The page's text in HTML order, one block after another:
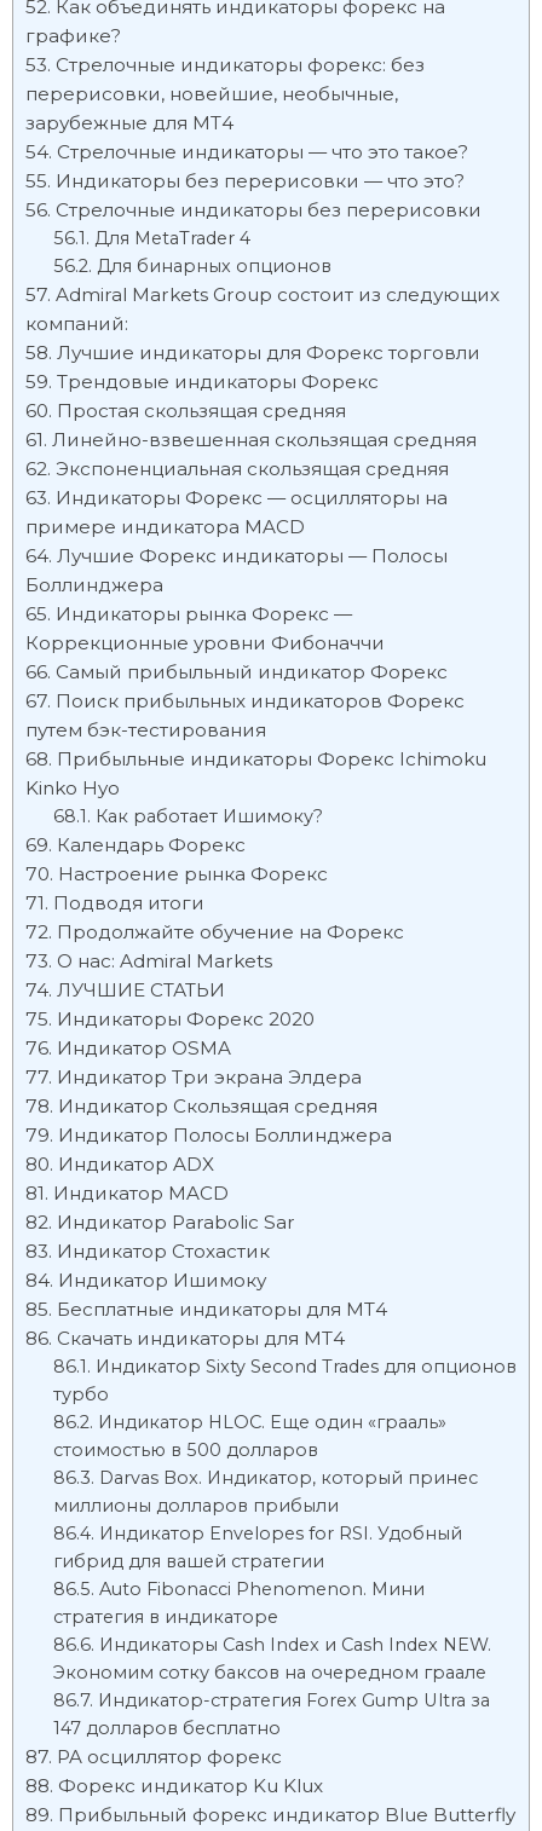
Как объединять индикаторы форекс на
графике?
Стрелочные индикаторы форекс: без
перерисовки, новейшие, необычные,
зарубежные для МТ4
Стрелочные индикаторы — что это такое?
Индикаторы без перерисовки — что это?
Стрелочные индикаторы без перерисовки
Для MetaTrader 4
Для бинарных опционов
Admiral Markets Group состоит из следующих
компаний:
Лучшие индикаторы для Форекс торговли
Трендовые индикаторы Форекс
Простая скользящая средняя
Линейно-взвешенная скользящая средняя
Экспоненциальная скользящая средняя
Индикаторы Форекс — осцилляторы на
примере индикатора MACD
Лучшие Форекс индикаторы — Полосы
Боллинджера
Индикаторы рынка Форекс —
Коррекционные уровни Фибоначчи
Самый прибыльный индикатор Форекс
Поиск прибыльных индикаторов Форекс
путем бэк-тестирования
Прибыльные индикаторы Форекс Ichimoku
Kinko Hyo
Как работает Ишимоку?
Календарь Форекс
Настроение рынка Форекс
Подводя итоги
Продолжайте обучение на Форекс
О нас: Admiral Markets
ЛУЧШИЕ СТАТЬИ
Индикаторы Форекс 2020
Индикатор OSMA
Индикатор Три экрана Элдера
Индикатор Скользящая средняя
Индикатор Полосы Боллинджера
Индикатор ADX
Индикатор MACD
Индикатор Parabolic Sar
Индикатор Стохастик
Индикатор Ишимоку
Бесплатные индикаторы для МТ4
Скачать индикаторы для МТ4
Индикатор Sixty Second Trades для опционов
турбо
Индикатор HLOC. Еще один «грааль»
стоимостью в 500 долларов
Darvas Box. Индикатор, который принес
миллионы долларов прибыли
Индикатор Envelopes for RSI. Удобный
гибрид для вашей стратегии
Auto Fibonacci Phenomenon. Мини
стратегия в индикаторе
Индикаторы Cash Index и Cash Index NEW.
Экономим сотку баксов на очередном граале
Индикатор-стратегия Forex Gump Ultra за
147 долларов бесплатно
PA осциллятор форекс
Форекс индикатор Ku Klux
Прибыльный форекс индикатор Blue Butterfly